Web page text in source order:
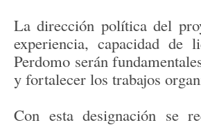
La dirección política del
experiencia, capacidad de
Perdomo serán
y fortalecer los trabajos
Con esta designación se